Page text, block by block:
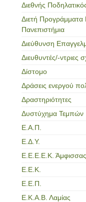
Διεθνής
Διετή Προγράμματα
Πανεπιστήμια
Διεύθυνση
Διευθυντές/-ντριες
Δίστομο
Δράσεις ενεργού
Δραστηριότητες
Δυστύχημα Τεμπών
Ε.Α.Π.
Ε.Δ.Υ.
Ε.Ε.Ε.Ε.Κ. Άμφισσας
Ε.Ε.Κ.
Ε.Ε.Π.
Ε.Κ.Α.Β. Λαμίας